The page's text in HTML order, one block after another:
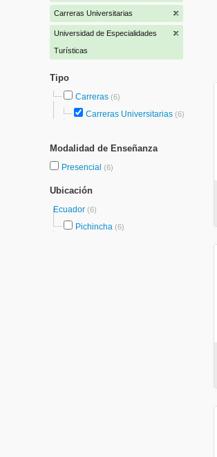
Carreras Universitarias
Universidad de Especialidades
Turísticas
Tipo
Carreras (6)
Carreras Universitarias (6)
Modalidad de Enseñanza
Presencial (6)
Ubicación
Ecuador (6)
Pichincha (6)